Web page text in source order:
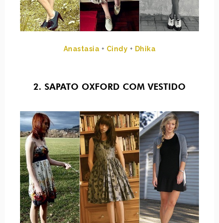
Anastasia + Cindy + Dhika
2. SAPATO OXFORD COM VESTIDO